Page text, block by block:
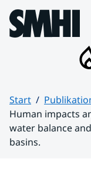
Hoppa till sidans
Start
Human impacts
water balance
basins.